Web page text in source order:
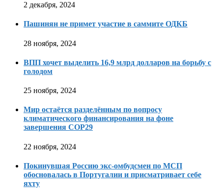
2 декабря, 2024
Пашинян не примет участие в саммите ОДКБ
28 ноября, 2024
ВПП хочет выделить 16,9 млрд долларов на борьбу с
голодом
25 ноября, 2024
Мир остаётся разделённым по вопросу
климатического финансирования на фоне
завершения COP29
22 ноября, 2024
Покинувшая Россию экс-омбудсмен по МСП
обосновалась в Португалии и присматривает себе
яхту